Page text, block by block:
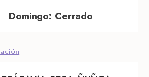
Domingo: Cerrado